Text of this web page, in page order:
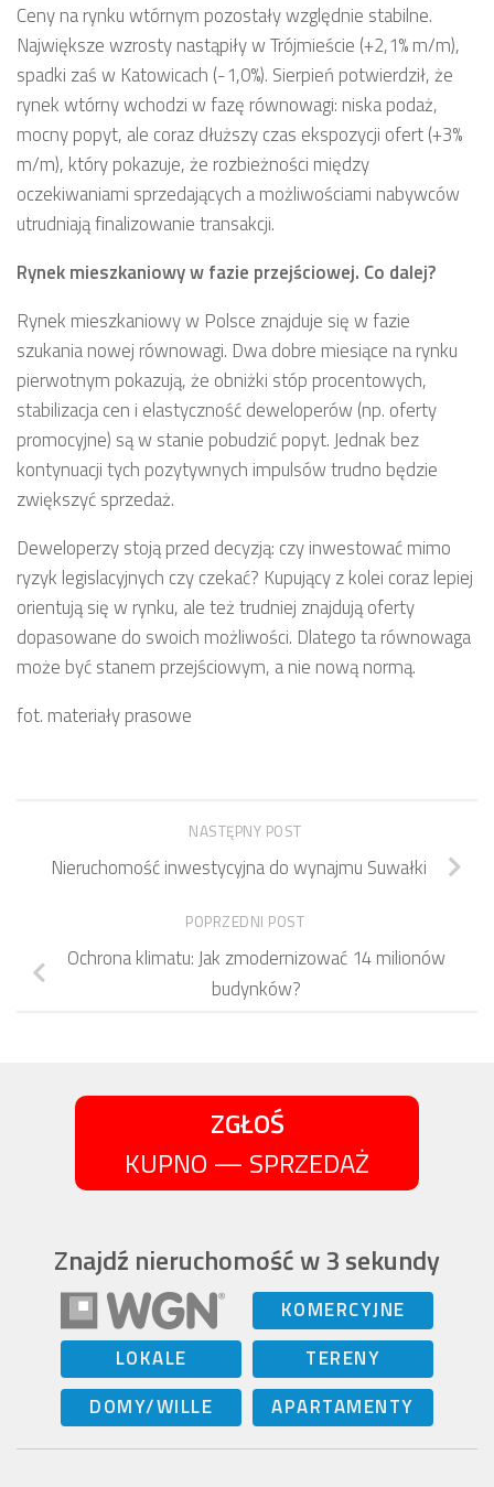
Ceny na rynku wtórnym pozostały względnie stabilne.
Największe wzrosty nastąpiły w Trójmieście (+2,1% m/m),
spadki zaś w Katowicach (-1,0%). Sierpień potwierdził, że
rynek wtórny wchodzi w fazę równowagi: niska podaż,
mocny popyt, ale coraz dłuższy czas ekspozycji ofert (+3%
m/m), który pokazuje, że rozbieżności między
oczekiwaniami sprzedających a możliwościami nabywców
utrudniają finalizowanie transakcji.
Rynek mieszkaniowy w fazie przejściowej. Co dalej?
Rynek mieszkaniowy w Polsce znajduje się w fazie
szukania nowej równowagi. Dwa dobre miesiące na rynku
pierwotnym pokazują, że obniżki stóp procentowych,
stabilizacja cen i elastyczność deweloperów (np. oferty
promocyjne) są w stanie pobudzić popyt. Jednak bez
kontynuacji tych pozytywnych impulsów trudno będzie
zwiększyć sprzedaż.
Deweloperzy stoją przed decyzją: czy inwestować mimo
ryzyk legislacyjnych czy czekać? Kupujący z kolei coraz lepiej
orientują się w rynku, ale też trudniej znajdują oferty
dopasowane do swoich możliwości. Dlatego ta równowaga
może być stanem przejściowym, a nie nową normą.
fot. materiały prasowe
NASTĘPNY POST
Nieruchomość inwestycyjna do wynajmu Suwałki
POPRZEDNI POST
Ochrona klimatu: Jak zmodernizować 14 milionów
budynków?
ZGŁOŚ
KUPNO — SPRZEDAŻ
Znajdź nieruchomość w 3 sekundy
KOMERCYJNE
LOKALE
TERENY
DOMY/WILLE
APARTAMENTY